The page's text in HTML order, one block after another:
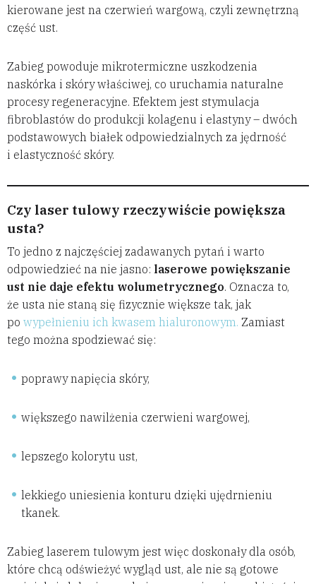
kierowane jest na czerwień wargową, czyli zewnętrzną
część ust.
Zabieg powoduje mikrotermiczne uszkodzenia
naskórka i skóry właściwej, co uruchamia naturalne
procesy regeneracyjne. Efektem jest stymulacja
fibroblastów do produkcji kolagenu i elastyny – dwóch
podstawowych białek odpowiedzialnych za jędrność
i elastyczność skóry.
Czy laser tulowy rzeczywiście powiększa
usta?
To jedno z najczęściej zadawanych pytań i warto
odpowiedzieć na nie jasno: laserowe powiększanie
ust nie daje efektu wolumetrycznego. Oznacza to,
że usta nie staną się fizycznie większe tak, jak
po wypełnieniu ich kwasem hialuronowym. Zamiast
tego można spodziewać się:
poprawy napięcia skóry,
większego nawilżenia czerwieni wargowej,
lepszego kolorytu ust,
lekkiego uniesienia konturu dzięki ujędrnieniu
tkanek.
Zabieg laserem tulowym jest więc doskonały dla osób,
które chcą odświeżyć wygląd ust, ale nie są gotowe